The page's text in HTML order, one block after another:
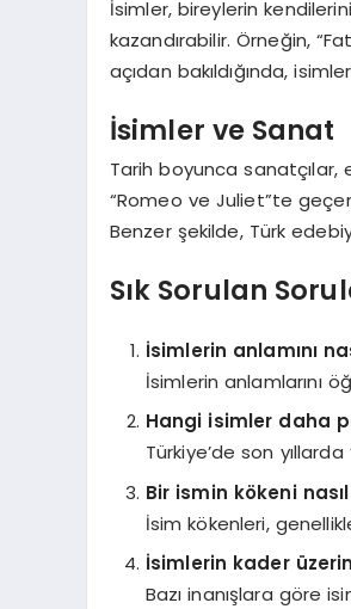
İsimler, bireylerin
kazandırabilir. Örneğin,
açıdan bakıldığında,
İsimler ve Sanat
Tarih boyunca sanatçılar,
“Romeo ve Juliet”te
Benzer şekilde, Türk
Sık Sorulan
İsimlerin anlamını
İsimlerin anlamlarını
Hangi isimler daha
Türkiye’de son
Bir ismin kökeni
İsim kökenleri,
İsimlerin kader
Bazı inanışlara göre